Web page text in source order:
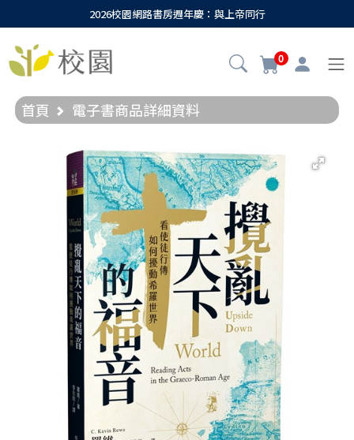
2026校園網路書房週年慶：與上帝同行
0
首頁 電子書商品詳細資料